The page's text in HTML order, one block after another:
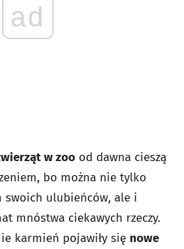
ad
w zoo od dawna cieszą
bo można nie tylko
swoich ulubieńców, ale i
mnóstwa ciekawych rzeczy.
karmień pojawiły się nowe